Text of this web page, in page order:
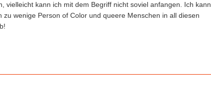
kann ich mit dem Begriff nicht soviel anfangen. Ich kann
wenige Person of Color und queere Menschen in all diesen